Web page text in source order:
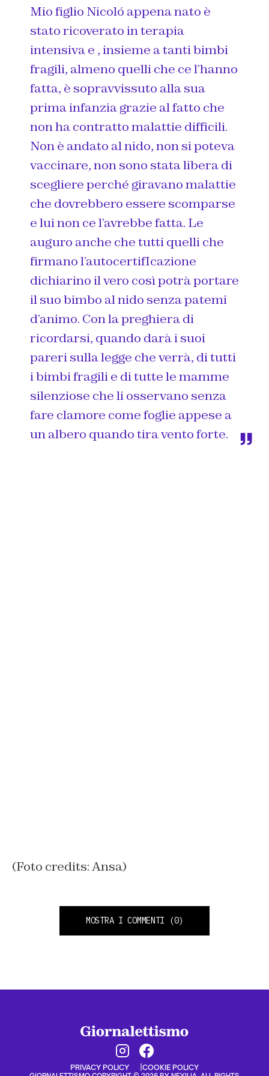
Mio figlio Nicoló appena nato è
stato ricoverato in terapia
intensiva e , insieme a tanti bimbi
fragili, almeno quelli che ce l’hanno
fatta, è sopravvissuto alla sua
prima infanzia grazie al fatto che
non ha contratto malattie difficili.
Non è andato al nido, non si poteva
vaccinare, non sono stata libera di
scegliere perché giravano malattie
che dovrebbero essere scomparse
e lui non ce l’avrebbe fatta. Le
auguro anche che tutti quelli che
firmano l’autocertifIcazione
dichiarino il vero così potrà portare
il suo bimbo al nido senza patemi
d’animo. Con la preghiera di
ricordarsi, quando darà i suoi
pareri sulla legge che verrà, di tutti
i bimbi fragili e di tutte le mamme
silenziose che li osservano senza
fare clamore come foglie appese a
un albero quando tira vento forte.
(Foto credits: Ansa)
MOSTRA I COMMENTI (0)
PRIVACY POLICY COOKIE POLICY